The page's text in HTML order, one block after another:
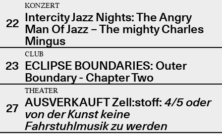
22
KONZERT
Intercity Jazz Nights: The Angry
Man Of Jazz – The mighty Charles
Mingus
23
CLUB
ECLIPSE BOUNDARIES: Outer
Boundary - Chapter Two
27
THEATER
AUSVERKAUFT Zell:stoff: 4/5 oder
von der Kunst keine
Fahrstuhlmusik zu werden